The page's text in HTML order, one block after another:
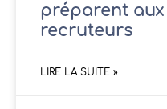
préparent
recruteurs
LIRE LA SUITE »